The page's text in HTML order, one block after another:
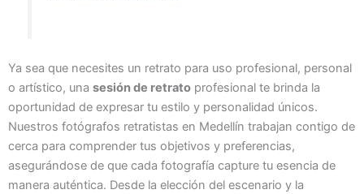
Ya sea que necesites un retrato para uso profesional, personal
o artístico, una sesión de retrato profesional te brinda la
oportunidad de expresar tu estilo y personalidad únicos.
Nuestros fotógrafos retratistas en Medellín trabajan contigo de
cerca para comprender tus objetivos y preferencias,
asegurándose de que cada fotografía capture tu esencia de
manera auténtica. Desde la elección del escenario y la